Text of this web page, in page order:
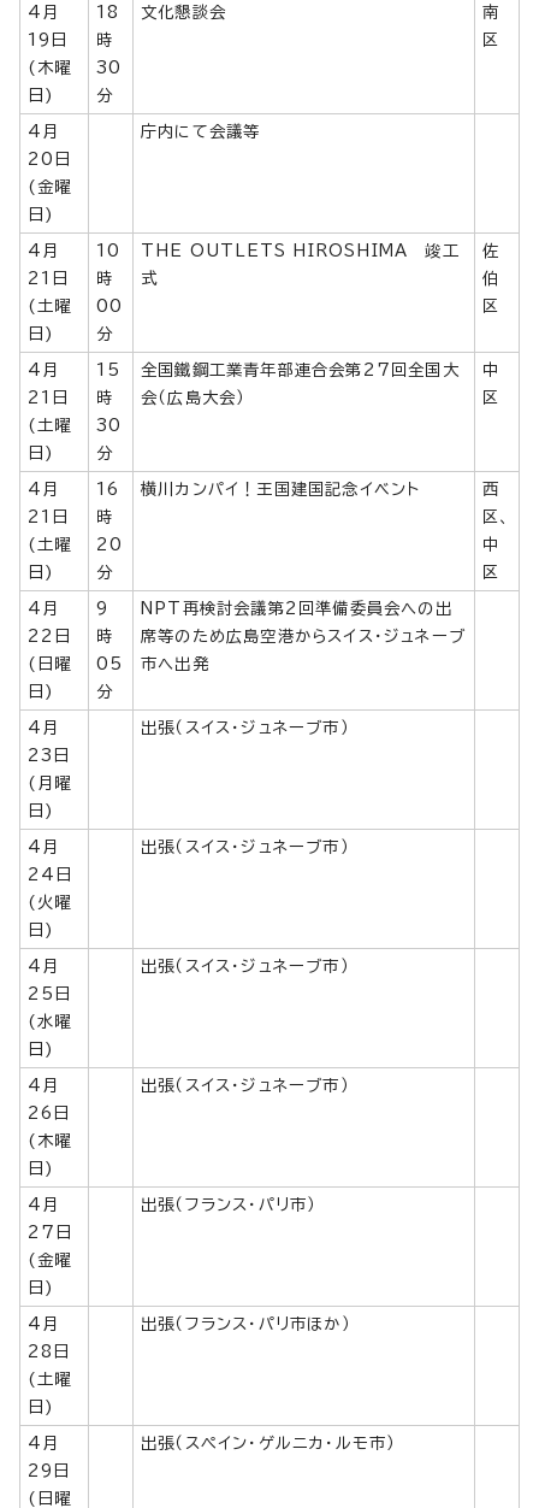
4月
19日
(木曜
日)
18
時
30
分
文化懇談会
南
区
4月
20日
(金曜
日)
庁内にて会議等
4月
21日
(土曜
日)
10
時
00
分
THE OUTLETS HIROSHIMA 竣工
式
佐
伯
区
4月
21日
(土曜
日)
15
時
30
分
全国鐵鋼工業青年部連合会第27回全国大
会（広島大会）
中
区
4月
21日
(土曜
日)
16
時
20
分
横川カンパイ！王国建国記念イベント
西
区、
中
区
4月
22日
(日曜
日)
9
時
05
分
NPT再検討会議第2回準備委員会への出
席等のため広島空港からスイス・ジュネーブ
市へ出発
4月
23日
(月曜
日)
出張（スイス・ジュネーブ市）
4月
24日
(火曜
日)
出張（スイス・ジュネーブ市）
4月
25日
(水曜
日)
出張（スイス・ジュネーブ市）
4月
26日
(木曜
日)
出張（スイス・ジュネーブ市）
4月
27日
(金曜
日)
出張（フランス・パリ市）
4月
28日
(土曜
日)
出張（フランス・パリ市ほか）
4月
29日
(日曜
出張（スペイン・ゲルニカ・ルモ市）